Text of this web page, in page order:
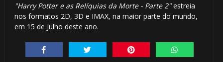
"Harry Potter e as Relíquias da Morte - Parte 2"estreia
nos formatos 2D, 3D e IMAX, na maior parte do mundo,
em 15 de Julho deste ano.